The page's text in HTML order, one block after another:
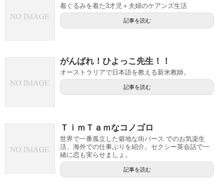
着ぐるみを着た3才児＋夫婦のケアンズ生活
記事を読む
がんばれ！ひよっこ先生！！
オーストラリアで日本語を教える新米教師。
記事を読む
ＴｉｍＴａｍなコノゴロ
世界で一番孤立した僻地な街パース でのお気楽生
活、海外での仕事ぶりを紹介。セクシー英会話で一
緒に恋も実らせましょ。
記事を読む